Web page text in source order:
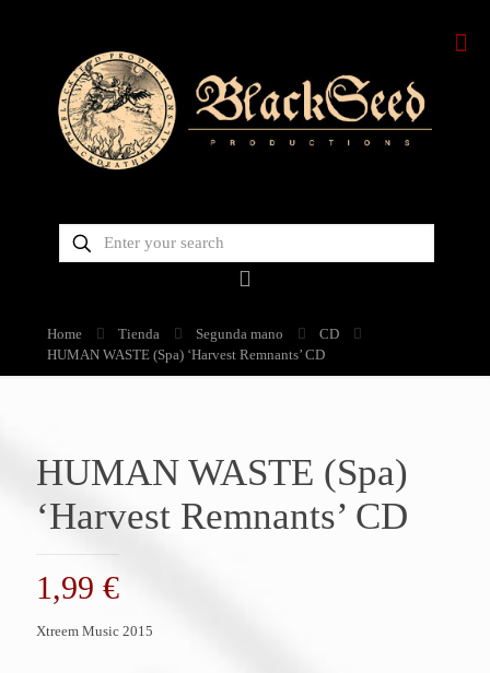
Home Tienda Segunda mano
CD
HUMAN WASTE (Spa) ‘Harvest Remnants’ CD
HUMAN WASTE (Spa)
‘Harvest Remnants’ CD
1,99 €
Xtreem Music 2015